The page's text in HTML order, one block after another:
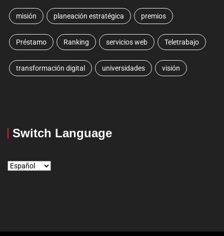
misión planeación estratégica premios
Préstamo Ranking servicios web Teletrabajo
transformación digital universidades visión
Switch Language